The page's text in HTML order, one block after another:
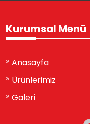
Kurumsal Menü
Anasayfa
Ürünlerimiz
Galeri